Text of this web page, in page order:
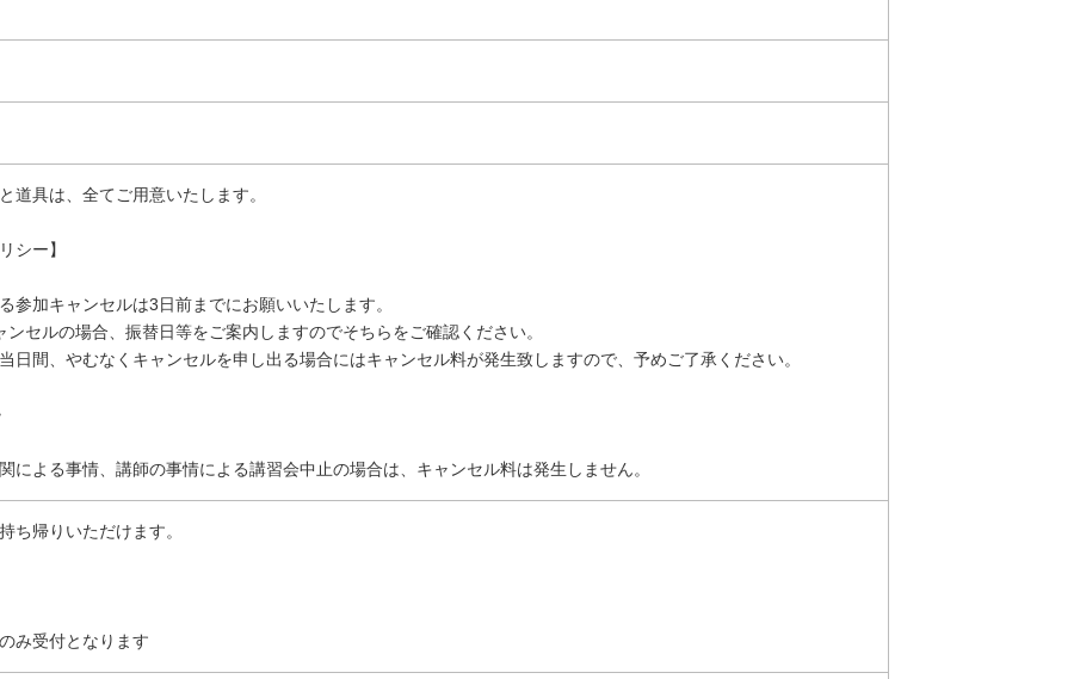
道具は、全てご用意いたします。
シー】
参加キャンセルは3日前までにお願いいたします。
ンセルの場合、振替日等をご案内しますのでそちらをご確認ください。
日間、やむなくキャンセルを申し出る場合にはキャンセル料が発生致しますので、予めご了承ください。
による事情、講師の事情による講習会中止の場合は、キャンセル料は発生しません。
ち帰りいただけます。
み受付となります